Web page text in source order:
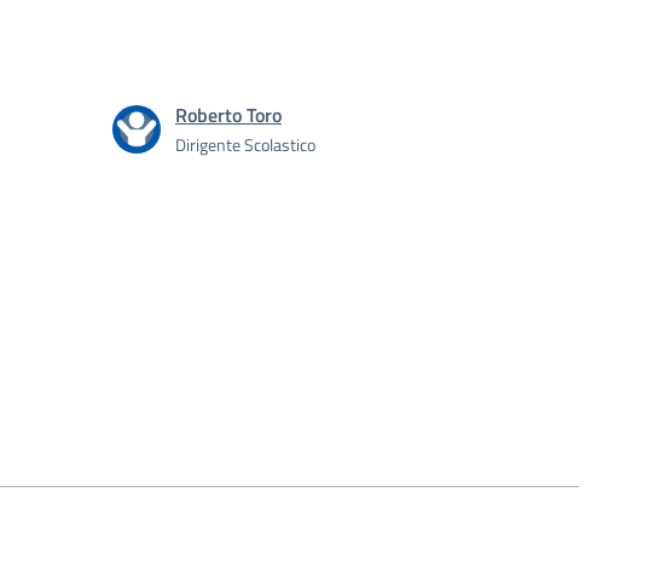
Roberto Toro
Dirigente Scolastico